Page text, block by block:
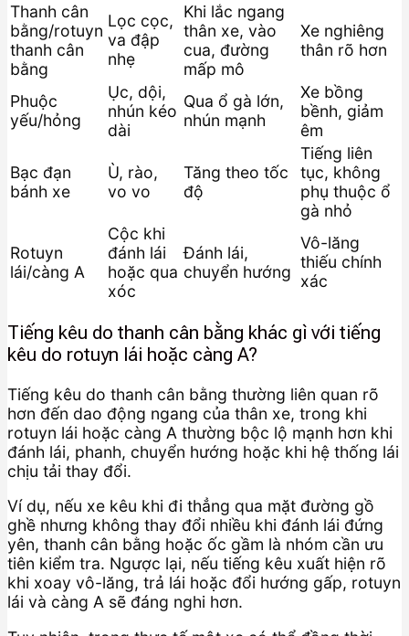
Thanh cân
bằng/rotuyn
thanh cân
bằng
Lọc cọc,
va đập
nhẹ
Khi lắc ngang
thân xe, vào
cua, đường
mấp mô
Xe nghiêng
thân rõ hơn
Phuộc
yếu/hỏng
Ục, dội,
nhún kéo
dài
Qua ổ gà lớn,
nhún mạnh
Xe bồng
bềnh, giảm
êm
Bạc đạn
bánh xe
Ù, rào,
vo vo
Tăng theo tốc
độ
Tiếng liên
tục, không
phụ thuộc ổ
gà nhỏ
Rotuyn
lái/càng A
Cộc khi
đánh lái
hoặc qua
xóc
Đánh lái,
chuyển hướng
Vô-lăng
thiếu chính
xác
Tiếng kêu do thanh cân bằng khác gì với tiếng
kêu do rotuyn lái hoặc càng A?
Tiếng kêu do thanh cân bằng thường liên quan rõ
hơn đến dao động ngang của thân xe, trong khi
rotuyn lái hoặc càng A thường bộc lộ mạnh hơn khi
đánh lái, phanh, chuyển hướng hoặc khi hệ thống lái
chịu tải thay đổi.
Ví dụ, nếu xe kêu khi đi thẳng qua mặt đường gồ
ghề nhưng không thay đổi nhiều khi đánh lái đứng
yên, thanh cân bằng hoặc ốc gầm là nhóm cần ưu
tiên kiểm tra. Ngược lại, nếu tiếng kêu xuất hiện rõ
khi xoay vô-lăng, trả lái hoặc đổi hướng gấp, rotuyn
lái và càng A sẽ đáng nghi hơn.